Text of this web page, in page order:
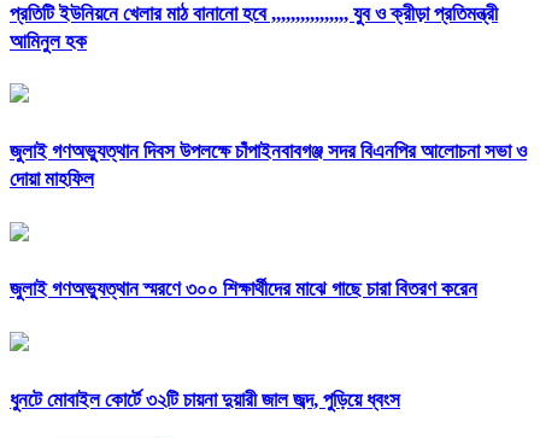
প্রতিটি ইউনিয়নে খেলার মাঠ বানানো হবে ,,,,,,,,,,,,,,,, যুব ও ক্রীড়া প্রতিমন্ত্রী
আমিনুল হক
জুলাই গণঅভ্যুত্থান দিবস উপলক্ষে চাঁপাইনবাবগঞ্জ সদর বিএনপির আলোচনা সভা ও
দোয়া মাহফিল
জুলাই গণঅভ্যুত্থান স্মরণে ৩০০ শিক্ষার্থীদের মাঝে গাছে চারা বিতরণ করেন
ধুনটে মোবাইল কোর্টে ৩২টি চায়না দুয়ারী জাল জব্দ, পুড়িয়ে ধ্বংস